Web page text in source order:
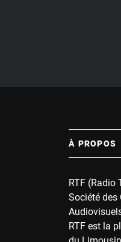
À PROPOS
RTF (Radio
Société des
RTF est la